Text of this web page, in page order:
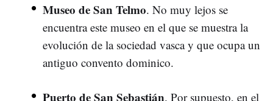
Museo de San Telmo. No muy lejos se
encuentra este museo en el que se muestra la
evolución de la sociedad vasca y que ocupa un
antiguo convento dominico.
Puerto de San Sebastián. Por supuesto, en el